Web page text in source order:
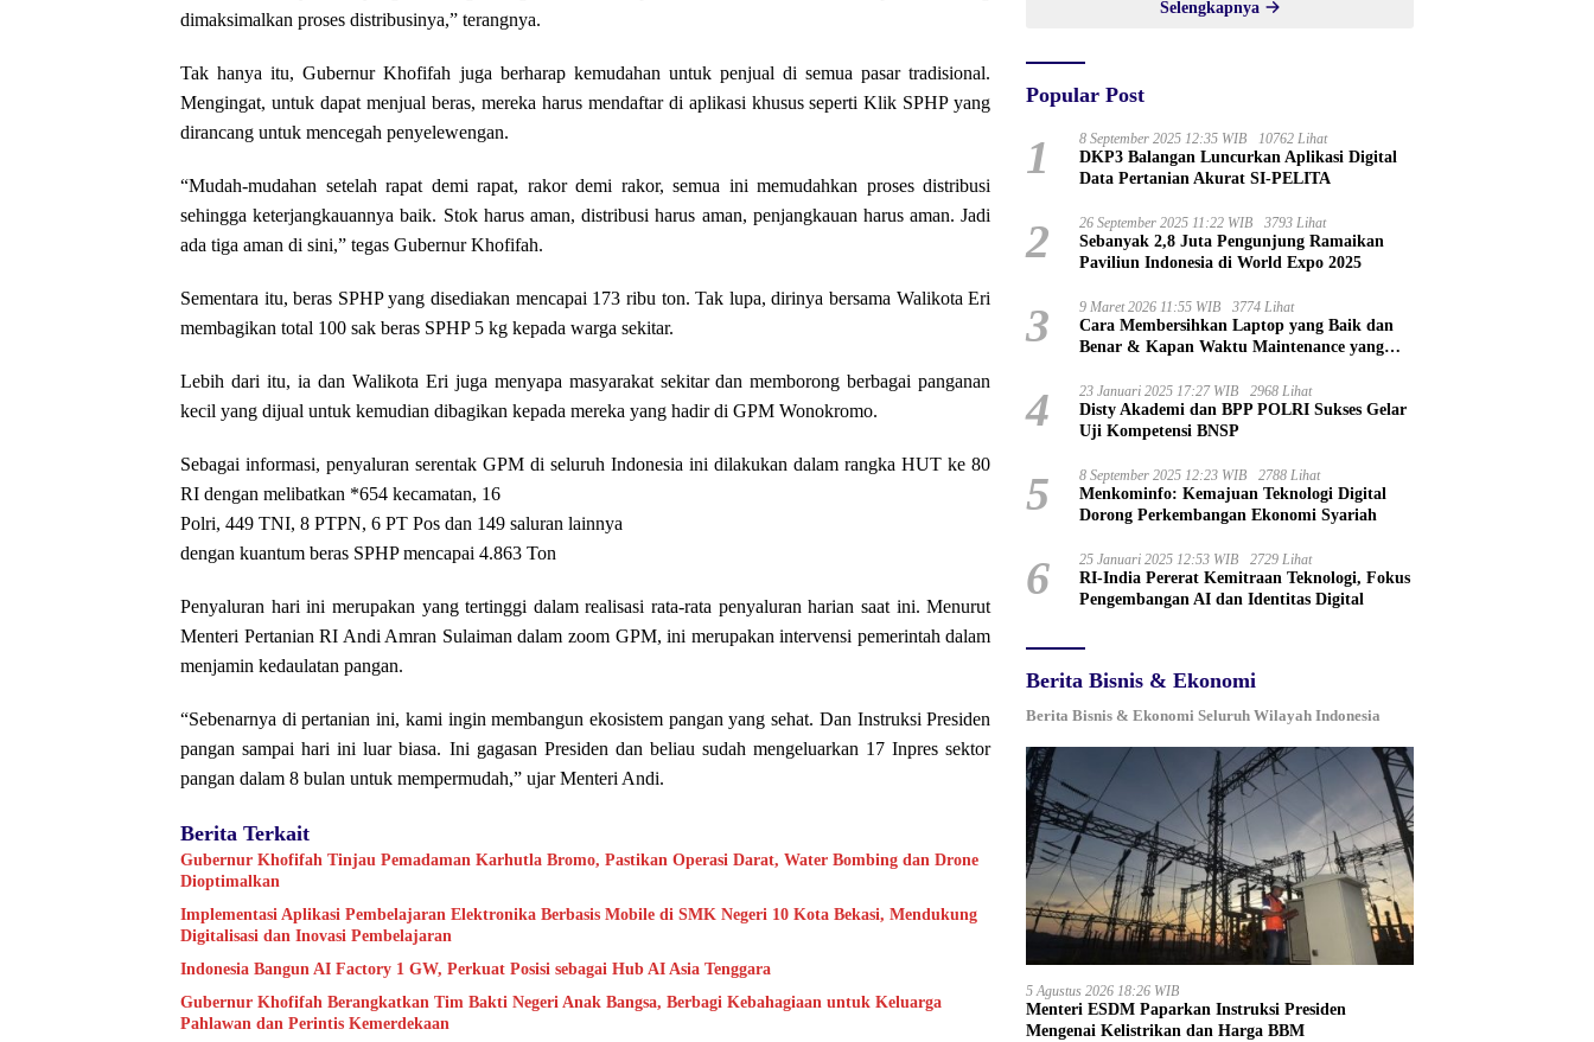
dimaksimalkan proses distribusinya,” terangnya.
Tak hanya itu, Gubernur Khofifah juga berharap kemudahan untuk penjual di semua pasar tradisional.
Mengingat, untuk dapat menjual beras, mereka harus mendaftar di aplikasi khusus seperti Klik SPHP yang
dirancang untuk mencegah penyelewengan.
“Mudah-mudahan setelah rapat demi rapat, rakor demi rakor, semua ini memudahkan proses distribusi
sehingga keterjangkauannya baik. Stok harus aman, distribusi harus aman, penjangkauan harus aman. Jadi
ada tiga aman di sini,” tegas Gubernur Khofifah.
Sementara itu, beras SPHP yang disediakan mencapai 173 ribu ton. Tak lupa, dirinya bersama Walikota Eri
membagikan total 100 sak beras SPHP 5 kg kepada warga sekitar.
Lebih dari itu, ia dan Walikota Eri juga menyapa masyarakat sekitar dan memborong berbagai panganan
kecil yang dijual untuk kemudian dibagikan kepada mereka yang hadir di GPM Wonokromo.
Sebagai informasi, penyaluran serentak GPM di seluruh Indonesia ini dilakukan dalam rangka HUT ke 80
RI dengan melibatkan *654 kecamatan, 16
Polri, 449 TNI, 8 PTPN, 6 PT Pos dan 149 saluran lainnya
dengan kuantum beras SPHP mencapai 4.863 Ton
Penyaluran hari ini merupakan yang tertinggi dalam realisasi rata-rata penyaluran harian saat ini. Menurut
Menteri Pertanian RI Andi Amran Sulaiman dalam zoom GPM, ini merupakan intervensi pemerintah dalam
menjamin kedaulatan pangan.
“Sebenarnya di pertanian ini, kami ingin membangun ekosistem pangan yang sehat. Dan Instruksi Presiden
pangan sampai hari ini luar biasa. Ini gagasan Presiden dan beliau sudah mengeluarkan 17 Inpres sektor
pangan dalam 8 bulan untuk mempermudah,” ujar Menteri Andi.
Berita Terkait
Gubernur Khofifah Tinjau Pemadaman Karhutla Bromo, Pastikan Operasi Darat, Water Bombing dan Drone
Dioptimalkan
Implementasi Aplikasi Pembelajaran Elektronika Berbasis Mobile di SMK Negeri 10 Kota Bekasi, Mendukung
Digitalisasi dan Inovasi Pembelajaran
Indonesia Bangun AI Factory 1 GW, Perkuat Posisi sebagai Hub AI Asia Tenggara
Gubernur Khofifah Berangkatkan Tim Bakti Negeri Anak Bangsa, Berbagi Kebahagiaan untuk Keluarga
Pahlawan dan Perintis Kemerdekaan
WIDORO GADING
Selengkapnya
Popular Post
1 8 September 2025 12:35 WIB 10762 Lihat
DKP3 Balangan Luncurkan Aplikasi Digital
Data Pertanian Akurat SI-PELITA
2 26 September 2025 11:22 WIB 3793 Lihat
Sebanyak 2,8 Juta Pengunjung Ramaikan
Paviliun Indonesia di World Expo 2025
3 9 Maret 2026 11:55 WIB 3774 Lihat
Cara Membersihkan Laptop yang Baik dan
Benar & Kapan Waktu Maintenance yang
4 23 Januari 2025 17:27 WIB 2968 Lihat
Disty Akademi dan BPP POLRI Sukses Gelar
Uji Kompetensi BNSP
5 8 September 2025 12:23 WIB 2788 Lihat
Menkominfo: Kemajuan Teknologi Digital
Dorong Perkembangan Ekonomi Syariah
6 25 Januari 2025 12:53 WIB 2729 Lihat
RI-India Pererat Kemitraan Teknologi, Fokus
Pengembangan AI dan Identitas Digital
Berita Bisnis & Ekonomi
Berita Bisnis & Ekonomi Seluruh Wilayah Indonesia
5 Agustus 2026 18:26 WIB
Menteri ESDM Paparkan Instruksi Presiden
Mengenai Kelistrikan dan Harga BBM